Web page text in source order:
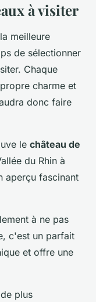
à visiter
meilleure
de sélectionner
Chaque
charme et
donc faire
le château de
du Rhin à
aperçu fascinant
à ne pas
c'est un parfait
et offre une
plus